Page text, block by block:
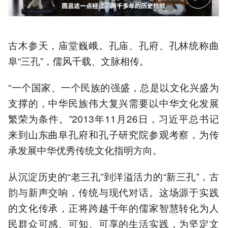
古木参天，庙堂巍峨。孔庙、孔府、孔林统称曲
阜“三孔”，儒风千载、文脉相传。
“一个国家、一个民族的强盛，总是以文化兴盛为
支撑的，中华民族伟大复兴需要以中华文化发展
繁荣为条件。”2013年11月26日，习近平总书记
来到山东曲阜孔府和孔子研究院参观考察，为传
承发展中华优秀传统文化指明方向。
从沉淀历史的“老三孔”到洋溢活力的“新三孔”，古
韵与新声交响，传统与现代对话。这场源于实践
的文化传承，正将跨越千年的儒家智慧转化为人
民群众可感、可知、可享的生活实践，为坚定文